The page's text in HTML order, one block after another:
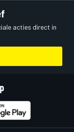
acties direct in